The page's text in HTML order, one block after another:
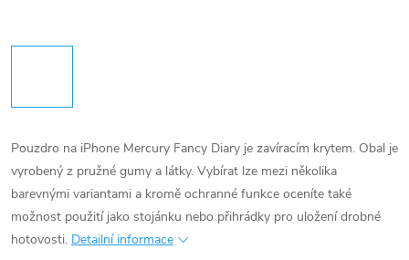
Pouzdro na iPhone Mercury Fancy Diary je zavíracím krytem. Obal je
vyrobený z pružné gumy a látky. Vybírat lze mezi několika
barevnými variantami a kromě ochranné funkce oceníte také
možnost použití jako stojánku nebo přihrádky pro uložení drobné
hotovosti. Detailní informace